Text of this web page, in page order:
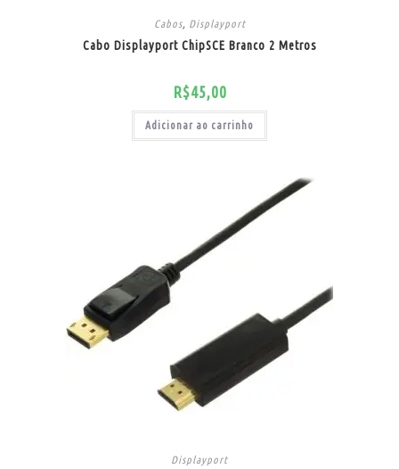
Cabos, Displayport
Cabo Displayport ChipSCE Branco 2 Metros
R$45,00
Adicionar ao carrinho
Displayport